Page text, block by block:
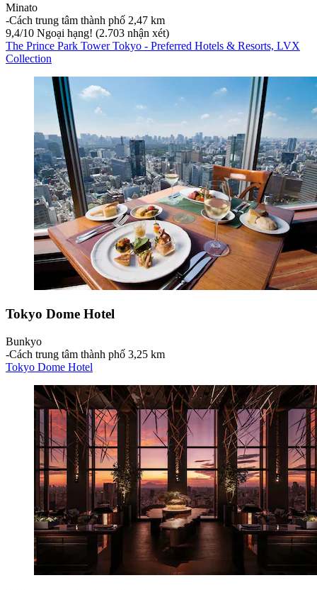
Minato
‐Cách trung tâm thành phố 2,47 km
9,4/10 Ngoại hạng! (2.703 nhận xét)
The Prince Park Tower Tokyo - Preferred Hotels & Resorts, LVX
Collection
Tokyo Dome Hotel
Bunkyo
‐Cách trung tâm thành phố 3,25 km
Tokyo Dome Hotel